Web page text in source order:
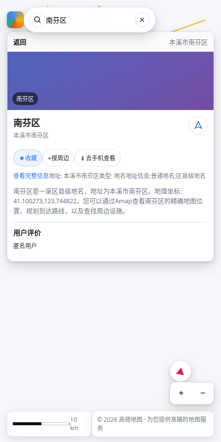
返回 本溪市南芬区
南芬区
南芬区
本溪市南芬区
★收藏 ⌖搜周边 📱 去手机查看
查看完整信息地址: 本溪市南芬区类型: 地名地址信息;普通地名;区县级地名
南芬区是一家区县级地名，地址为本溪市南芬区。地理坐标：
41.100273,123.744822。您可以通过Amap查看南芬区的精确地图位
置、规划到达路线，以及查找周边设施。
用户评价
匿名用户
+ −
10
km
© 2026 高德地图 · 为您提供准确的地图服
务